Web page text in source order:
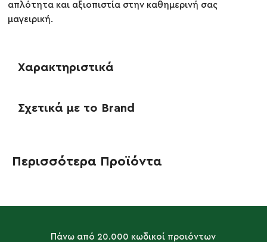
απλότητα και αξιοπιστία στην καθημερινή σας
μαγειρική.
Χαρακτηριστικά
Σχετικά με το Brand
Περισσότερα Προϊόντα
Πάνω από 20.000 κωδικοί προιόντων